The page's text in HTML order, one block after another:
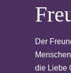
Der
die Liebe